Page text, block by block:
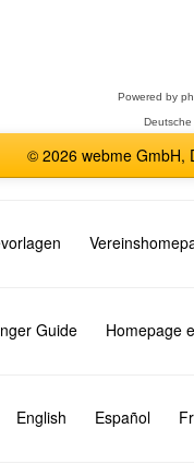
Powered by
© 2026 webme GmbH,
Guide Homepage
English Español